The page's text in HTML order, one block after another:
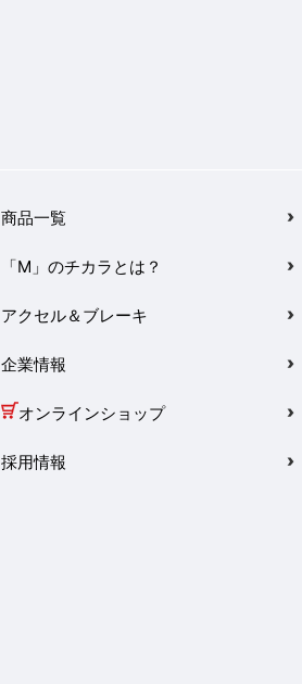
2025年1月
2024年12月
2024年11月
2024年10月
商品一覧
「M」のチカラとは？
アクセル＆ブレーキ
企業情報
オンラインショップ
採用情報